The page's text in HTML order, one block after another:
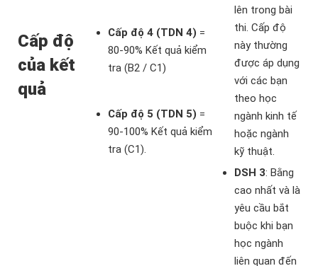
Cấp độ
của kết
quả
Cấp độ 4 (TDN 4) =
80-90% Kết quả kiểm
tra (B2 / C1)
Cấp độ 5 (TDN 5) =
90-100% Kết quả kiểm
tra (C1).
lên trong bài
thi. Cấp độ
này thường
được áp dụng
với các bạn
theo học
ngành kinh tế
hoặc ngành
kỹ thuật.
DSH 3: Bằng
cao nhất và là
yêu cầu bắt
buộc khi bạn
học ngành
liên quan đến